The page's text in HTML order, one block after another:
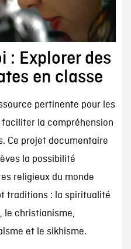
: Explorer des
en classe
pertinente pour les
la compréhension
Ce projet documentaire
la possibilité
religieux du monde
traditions : la spiritualité
le christianisme,
et le sikhisme.